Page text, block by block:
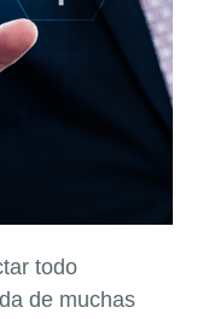
todo
de muchas